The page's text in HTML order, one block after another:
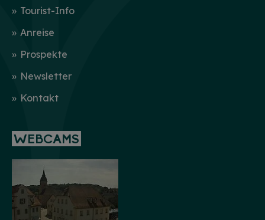
Tourist-Info
Anreise
Prospekte
Newsletter
Kontakt
WEBCAMS